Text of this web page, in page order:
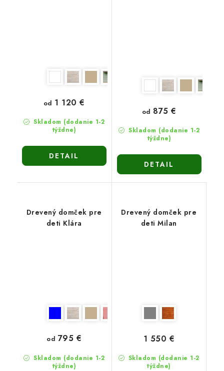
Skladom (dodanie 1-2
týždne)
od 1 120 €
DETAIL
Skladom (dodanie 1-2
týždne)
od 875 €
DETAIL
Drevený domček pre
deti Klára
Skladom (dodanie 1-2
týždne)
od 795 €
Drevený domček pre
deti Milan
Skladom (dodanie 1-2
týždne)
1 550 €